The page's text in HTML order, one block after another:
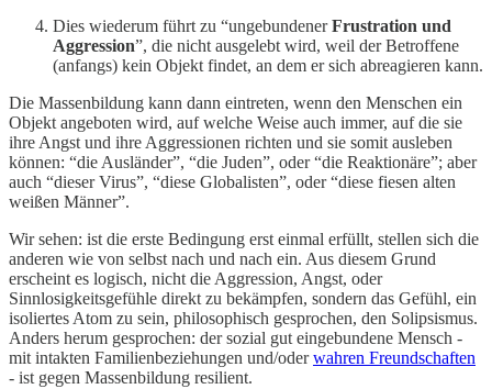
Dies wiederum führt zu “ungebundenerFrustration und
Aggression”, die nicht ausgelebt wird, weil der Betroffene
(anfangs) kein Objekt findet, an dem er sich abreagieren kann.
Die Massenbildung kann dann eintreten, wenn den Menschen ein
Objekt angeboten wird, auf welche Weise auch immer, auf die sie
ihre Angst und ihre Aggressionen richten und sie somit ausleben
können: “die Ausländer”, “die Juden”, oder “die Reaktionäre”; aber
auch “dieser Virus”, “diese Globalisten”, oder “diese fiesen alten
weißen Männer”.
Wir sehen: ist die erste Bedingung erst einmal erfüllt, stellen sich die
anderen wie von selbst nach und nach ein. Aus diesem Grund
erscheint es logisch, nicht die Aggression, Angst, oder
Sinnlosigkeitsgefühle direkt zu bekämpfen, sondern das Gefühl, ein
isoliertes Atom zu sein, philosophisch gesprochen, den Solipsismus.
Anders herum gesprochen: der sozial gut eingebundene Mensch -
mit intakten Familienbeziehungen und/oderwahren Freundschaften
- ist gegen Massenbildung resilient.